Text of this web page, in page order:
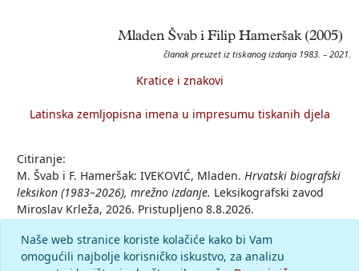
Mladen Švab i Filip Hameršak (2005)
članak preuzet iz tiskanog izdanja 1983. – 2021.
Kratice i znakovi
Latinska zemljopisna imena u impresumu tiskanih djela
Citiranje:
M. Švab i F. Hameršak: IVEKOVIĆ, Mladen. Hrvatski biografski
leksikon (1983–2026), mrežno izdanje. Leksikografski zavod
Miroslav Krleža, 2026. Pristupljeno 8.8.2026.
Komentar
Naše web stranice koriste kolačiće kako bi Vam
omogućili najbolje korisničko iskustvo, za analizu